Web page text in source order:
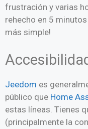
frustración y varias
rehecho en 5
más simple!
Jeedom es
público que Home
estas líneas. Tienes
(principalmente la